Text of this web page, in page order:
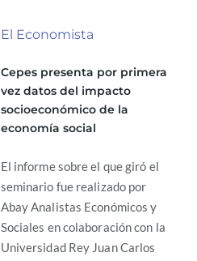
El Economista
Cepes presenta por primera
vez datos del impacto
socioeconómico de la
economía social
El informe sobre el que giró el
seminario fue realizado por
Abay Analistas Económicos y
Sociales en colaboración con la
Universidad Rey Juan Carlos